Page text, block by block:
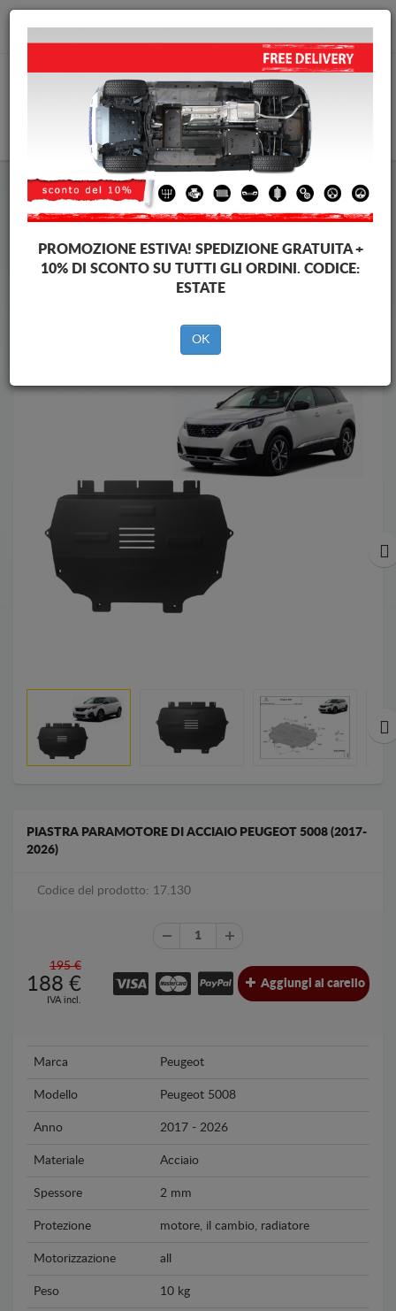
info@piastraparamotore.com
Piastra paramotore di acciaio Peugeot
Piastra paramotore di acciaio Peugeot 5008
Brands
Brands
PIASTRA PARAMOTORE DI ACCIAIO PEUGEOT 5008 (2017-
2026)
Codice del prodotto: 17.130
195 €
188 €
IVA incl.
Aggiungi al carello
Marca Peugeot
Modello Peugeot 5008
Anno 2017 - 2026
Materiale Acciaio
Spessore 2 mm
Protezione motore, il cambio, radiatore
Motorizzazione all
Peso 10 kg
PROMOZIONE ESTIVA! SPEDIZIONE GRATUITA +
10% DI SCONTO SU TUTTI GLI ORDINI. CODICE:
ESTATE
OK